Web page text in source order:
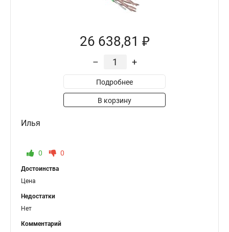
26 638,81 ₽
– +
Подробнее
В корзину
Илья
0 0
Достоинства
Цена
Недостатки
Нет
Комментарий